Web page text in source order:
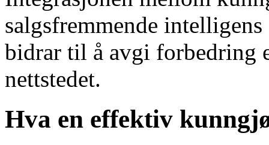
salgsfremmende
bidrar til å avgi forbedring
nettstedet.
Hva en effektiv